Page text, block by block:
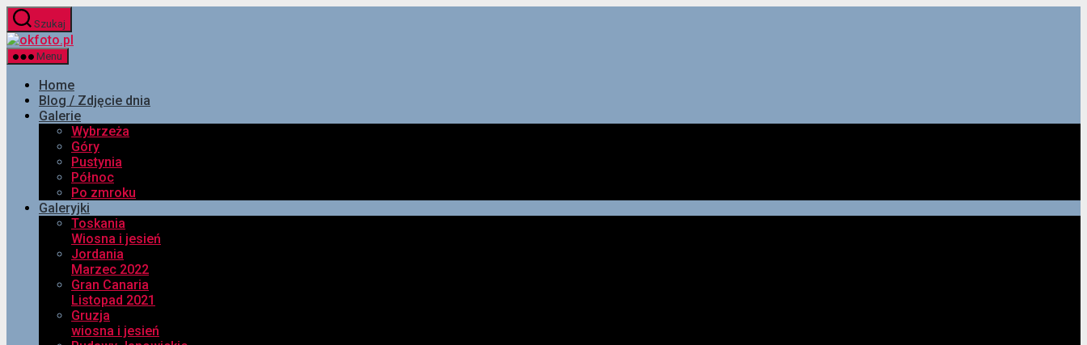
Przejdź
do
treści
Szukaj
Menu
Home
Blog / Zdjęcie dnia
Galerie
Wybrzeża
Góry
Pustynia
Północ
Po zmroku
Galeryjki
Toskania
Wiosna i jesień
Jordania
Marzec 2022
Gran Canaria
Listopad 2021
Gruzja
wiosna i jesień